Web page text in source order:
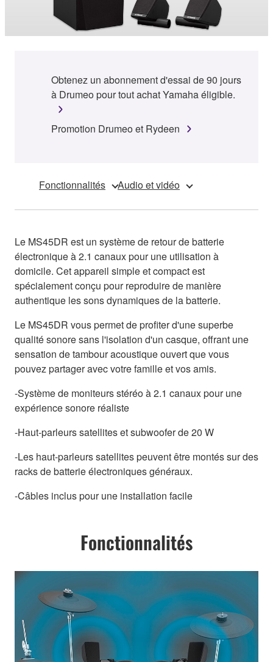
Obtenez un abonnement d'essai de 90 jours
à Drumeo pour tout achat Yamaha éligible.
Promotion Drumeo et Rydeen
Fonctionnalités Audio et vidéo
Le MS45DR est un système de retour de batterie
électronique à 2.1 canaux pour une utilisation à
domicile. Cet appareil simple et compact est
spécialement conçu pour reproduire de manière
authentique les sons dynamiques de la batterie.
Le MS45DR vous permet de profiter d'une superbe
qualité sonore sans l'isolation d'un casque, offrant une
sensation de tambour acoustique ouvert que vous
pouvez partager avec votre famille et vos amis.
-Système de moniteurs stéréo à 2.1 canaux pour une
expérience sonore réaliste
-Haut-parleurs satellites et subwoofer de 20 W
-Les haut-parleurs satellites peuvent être montés sur des
racks de batterie électroniques généraux.
-Câbles inclus pour une installation facile
Fonctionnalités